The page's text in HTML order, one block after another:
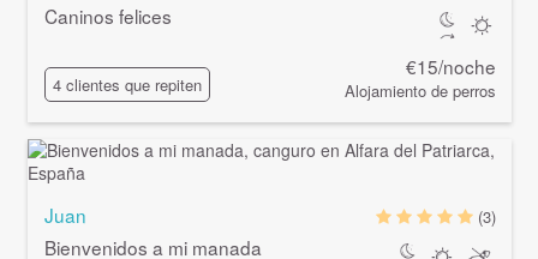
Caninos felices
4 clientes que repiten
€15/noche
Alojamiento de perros
Juan
Bienvenidos a mi manada
(3)